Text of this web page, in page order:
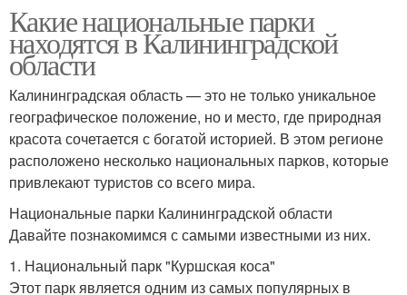
Какие национальные парки
находятся в Калининградской
области
Калининградская область — это не только уникальное
географическое положение, но и место, где природная
красота сочетается с богатой историей. В этом регионе
расположено несколько национальных парков, которые
привлекают туристов со всего мира.
Национальные парки Калининградской области
Давайте познакомимся с самыми известными из них.
1. Национальный парк "Куршская коса"
Этот парк является одним из самых популярных в